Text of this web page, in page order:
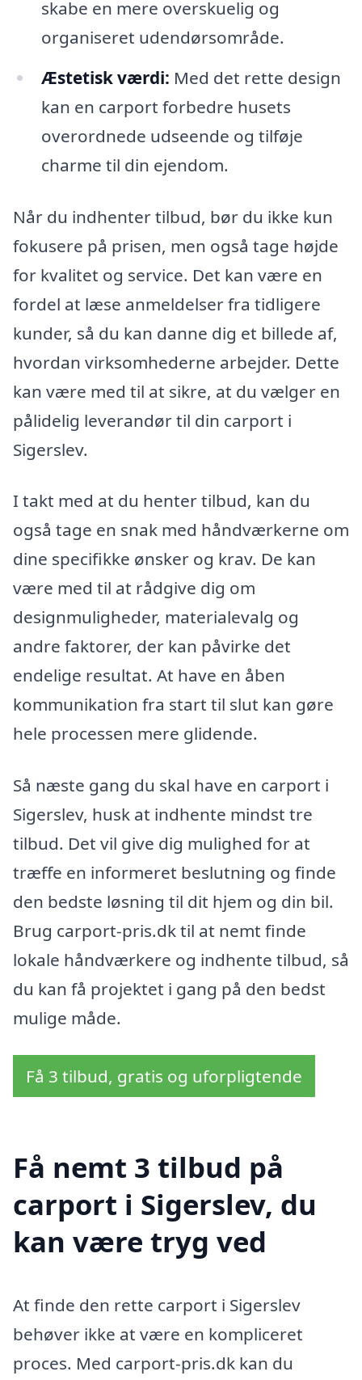
skabe en mere overskuelig og
organiseret udendørsområde.
Æstetisk værdi: Med det rette design
kan en carport forbedre husets
overordnede udseende og tilføje
charme til din ejendom.
Når du indhenter tilbud, bør du ikke kun
fokusere på prisen, men også tage højde
for kvalitet og service. Det kan være en
fordel at læse anmeldelser fra tidligere
kunder, så du kan danne dig et billede af,
hvordan virksomhederne arbejder. Dette
kan være med til at sikre, at du vælger en
pålidelig leverandør til din carport i
Sigerslev.
I takt med at du henter tilbud, kan du
også tage en snak med håndværkerne om
dine specifikke ønsker og krav. De kan
være med til at rådgive dig om
designmuligheder, materialevalg og
andre faktorer, der kan påvirke det
endelige resultat. At have en åben
kommunikation fra start til slut kan gøre
hele processen mere glidende.
Så næste gang du skal have en carport i
Sigerslev, husk at indhente mindst tre
tilbud. Det vil give dig mulighed for at
træffe en informeret beslutning og finde
den bedste løsning til dit hjem og din bil.
Brug carport-pris.dk til at nemt finde
lokale håndværkere og indhente tilbud, så
du kan få projektet i gang på den bedst
mulige måde.
Få 3 tilbud, gratis og uforpligtende
Få nemt 3 tilbud på
carport i Sigerslev, du
kan være tryg ved
At finde den rette carport i Sigerslev
behøver ikke at være en kompliceret
proces. Med carport-pris.dk kan du